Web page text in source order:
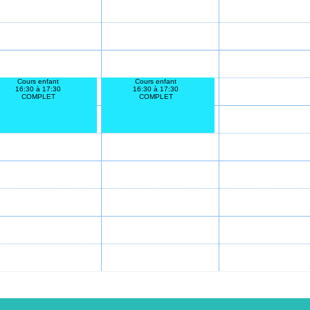
Cours enfant
16:30 à 17:30
COMPLET
Cours enfant
16:30 à 17:30
COMPLET